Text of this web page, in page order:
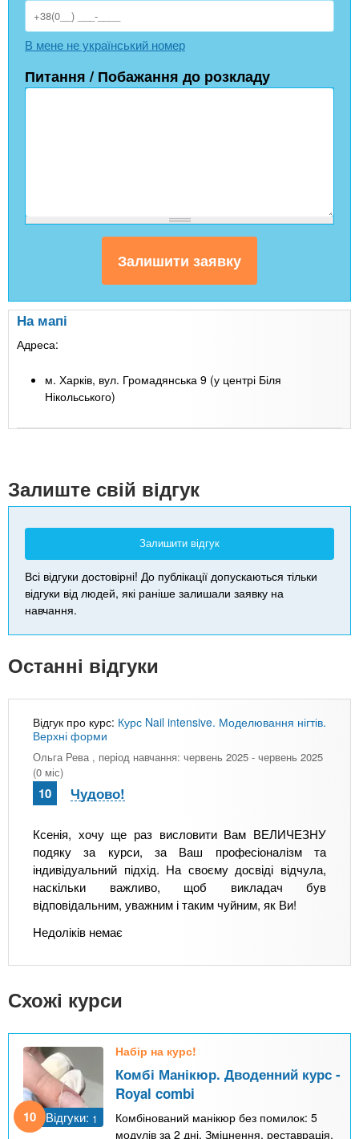
В мене не український номер
Питання / Побажання до розкладу
На мапі
Адреса:
м. Харків, вул. Громадянська 9 (у центрі Біля
Нікольського)
Залиште свій відгук
Залишити відгук
Всі відгуки достовірні! До публікації допускаються тільки
відгуки від людей, які раніше залишали заявку на
навчання.
Останні відгуки
Відгук про курс: Курс Nail intensive. Моделювання нігтів.
Верхні форми
Ольга Рева, період навчання: червень 2025 - червень 2025
(0 міс)
Ксенія, хочу ще раз висловити Вам ВЕЛИЧЕЗНУ
подяку за курси, за Ваш професіоналізм та
індивідуальний підхід. На своєму досвіді відчула,
наскільки важливо, щоб викладач був
відповідальним, уважним і таким чуйним, як Ви!
Недоліків немає
10 Чудово!
Схожі курси
10 Відгуки: 1
Набір на курс!
Комбі Манікюр. Дводенний курс -
Royal combi
Комбінований манікюр без помилок: 5
модулів за 2 дні. Зміцнення, реставрація,